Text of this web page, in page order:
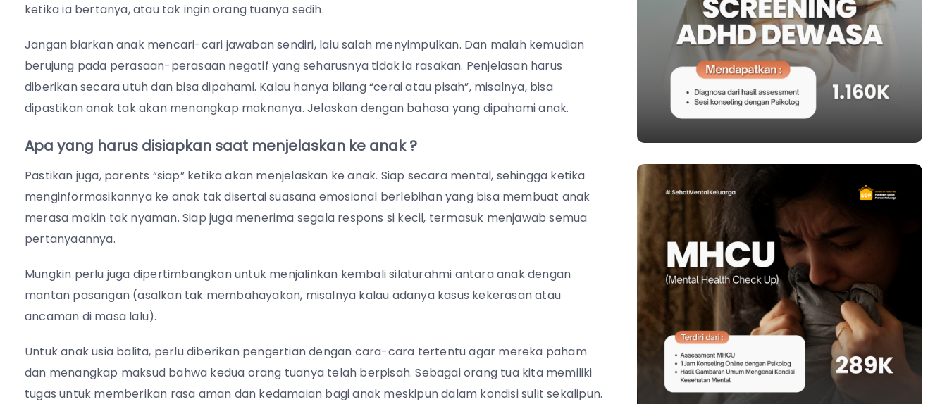
ketika ia bertanya, atau tak ingin orang tuanya sedih.
Jangan biarkan anak mencari-cari jawaban sendiri, lalu salah menyimpulkan. Dan malah kemudian
berujung pada perasaan-perasaan negatif yang seharusnya tidak ia rasakan. Penjelasan harus
diberikan secara utuh dan bisa dipahami. Kalau hanya bilang “cerai atau pisah”, misalnya, bisa
dipastikan anak tak akan menangkap maknanya. Jelaskan dengan bahasa yang dipahami anak.
Apa yang harus disiapkan saat menjelaskan ke anak ?
Pastikan juga, parents “siap” ketika akan menjelaskan ke anak. Siap secara mental, sehingga ketika
menginformasikannya ke anak tak disertai suasana emosional berlebihan yang bisa membuat anak
merasa makin tak nyaman. Siap juga menerima segala respons si kecil, termasuk menjawab semua
pertanyaannya.
Mungkin perlu juga dipertimbangkan untuk menjalinkan kembali silaturahmi antara anak dengan
mantan pasangan (asalkan tak membahayakan, misalnya kalau adanya kasus kekerasan atau
ancaman di masa lalu).
Untuk anak usia balita, perlu diberikan pengertian dengan cara-cara tertentu agar mereka paham
dan menangkap maksud bahwa kedua orang tuanya telah berpisah. Sebagai orang tua kita memiliki
tugas untuk memberikan rasa aman dan kedamaian bagi anak meskipun dalam kondisi sulit sekalipun.